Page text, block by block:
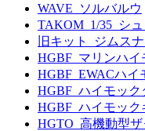
WAVE_ソルバルウ
TAKOM_1/35_シ
旧キット_ジムス
HGBF_マリンハイ
HGBF_EWACハイ
HGBF_ハイモック
HGBF_ハイモック
HGTO_高機動型